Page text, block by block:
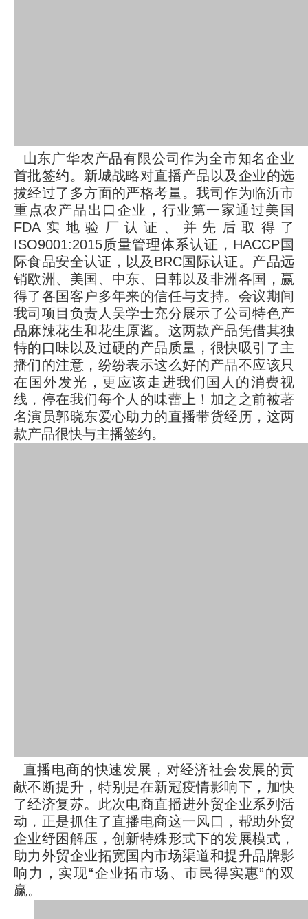
山东广华农产品有限公司作为全市知名企业
首批签约。新城战略对直播产品以及企业的选
拔经过了多方面的严格考量。我司作为临沂市
重点农产品出口企业，行业第一家通过美国
FDA实地验厂认证、并先后取得了
ISO9001:2015质量管理体系认证，HACCP国
际食品安全认证，以及BRC国际认证。产品远
销欧洲、美国、中东、日韩以及非洲各国，赢
得了各国客户多年来的信任与支持。会议期间
我司项目负责人吴学士充分展示了公司特色产
品麻辣花生和花生原酱。这两款产品凭借其独
特的口味以及过硬的产品质量，很快吸引了主
播们的注意，纷纷表示这么好的产品不应该只
在国外发光，更应该走进我们国人的消费视
线，停在我们每个人的味蕾上！加之之前被著
名演员郭晓东爱心助力的直播带货经历，这两
款产品很快与主播签约。
直播电商的快速发展，对经济社会发展的贡
献不断提升，特别是在新冠疫情影响下，加快
了经济复苏。此次电商直播进外贸企业系列活
动，正是抓住了直播电商这一风口，帮助外贸
企业纾困解压，创新特殊形式下的发展模式，
助力外贸企业拓宽国内市场渠道和提升品牌影
响力，实现“企业拓市场、市民得实惠”的双
赢。